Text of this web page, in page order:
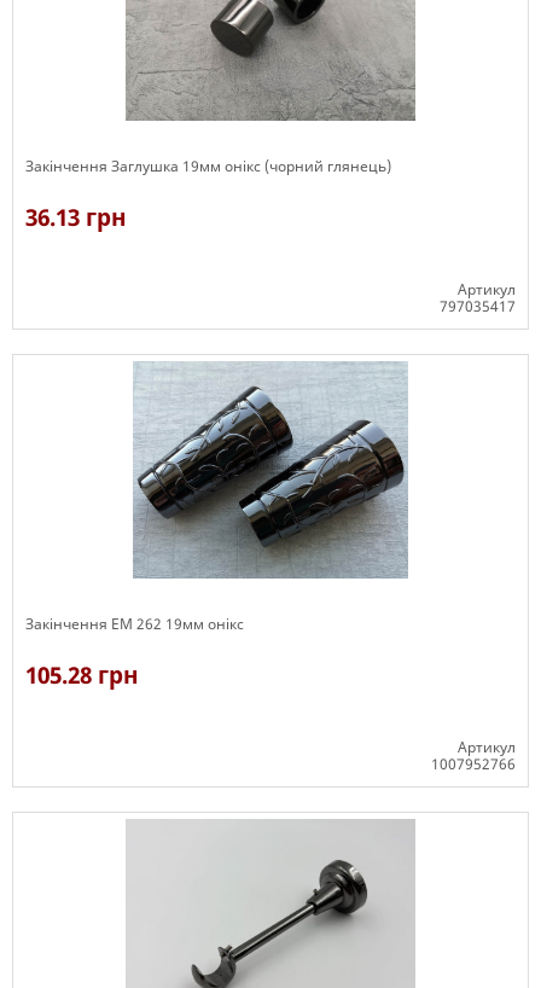
Закінчення Заглушка 19мм онікс (чорний глянець)
36.13 грн
Артикул
797035417
Закінчення ЕМ 262 19мм онікс
105.28 грн
Артикул
1007952766